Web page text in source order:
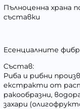
Пълноценна храна
съставки
Есенциалните
Състав:
Риба и рибни
екстракти от
ракообразни,
захари